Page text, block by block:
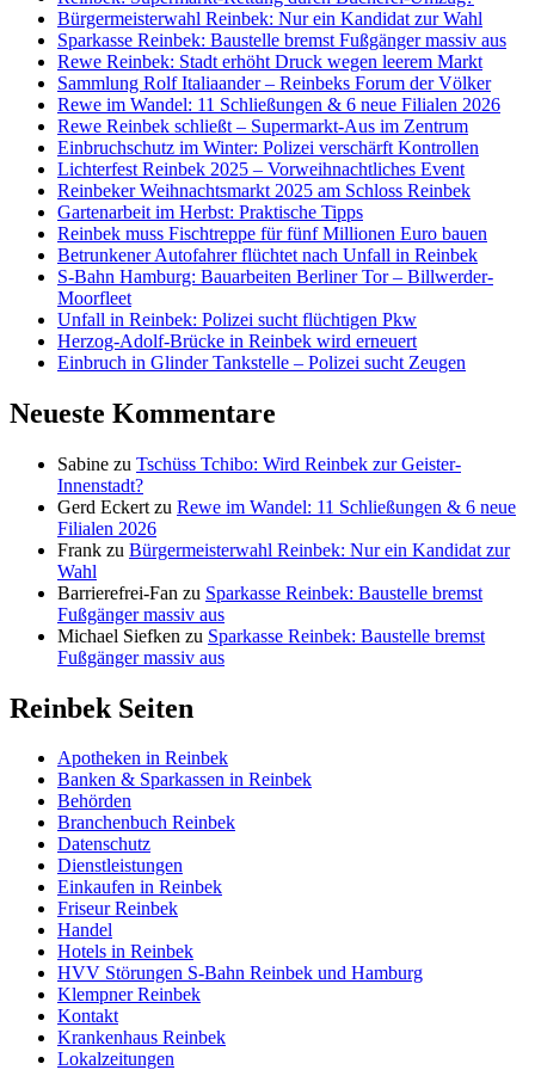
Bürgermeisterwahl Reinbek: Nur ein Kandidat zur Wahl
Sparkasse Reinbek: Baustelle bremst Fußgänger massiv aus
Rewe Reinbek: Stadt erhöht Druck wegen leerem Markt
Sammlung Rolf Italiaander – Reinbeks Forum der Völker
Rewe im Wandel: 11 Schließungen & 6 neue Filialen 2026
Rewe Reinbek schließt – Supermarkt-Aus im Zentrum
Einbruchschutz im Winter: Polizei verschärft Kontrollen
Lichterfest Reinbek 2025 – Vorweihnachtliches Event
Reinbeker Weihnachtsmarkt 2025 am Schloss Reinbek
Gartenarbeit im Herbst: Praktische Tipps
Reinbek muss Fischtreppe für fünf Millionen Euro bauen
Betrunkener Autofahrer flüchtet nach Unfall in Reinbek
S-Bahn Hamburg: Bauarbeiten Berliner Tor – Billwerder-
Moorfleet
Unfall in Reinbek: Polizei sucht flüchtigen Pkw
Herzog-Adolf-Brücke in Reinbek wird erneuert
Einbruch in Glinder Tankstelle – Polizei sucht Zeugen
Neueste Kommentare
Sabine zu Tschüss Tchibo: Wird Reinbek zur Geister-
Innenstadt?
Gerd Eckert zu Rewe im Wandel: 11 Schließungen & 6 neue
Filialen 2026
Frank zu Bürgermeisterwahl Reinbek: Nur ein Kandidat zur
Wahl
Barrierefrei-Fan zu Sparkasse Reinbek: Baustelle bremst
Fußgänger massiv aus
Michael Siefken zu Sparkasse Reinbek: Baustelle bremst
Fußgänger massiv aus
Reinbek Seiten
Apotheken in Reinbek
Banken & Sparkassen in Reinbek
Behörden
Branchenbuch Reinbek
Datenschutz
Dienstleistungen
Einkaufen in Reinbek
Friseur Reinbek
Handel
Hotels in Reinbek
HVV Störungen S-Bahn Reinbek und Hamburg
Klempner Reinbek
Kontakt
Krankenhaus Reinbek
Lokalzeitungen